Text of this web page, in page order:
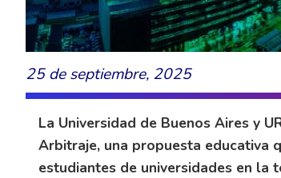
25 de septiembre, 2025
La Universidad de Buenos Aires y
Arbitraje, una propuesta educativa
estudiantes de universidades en